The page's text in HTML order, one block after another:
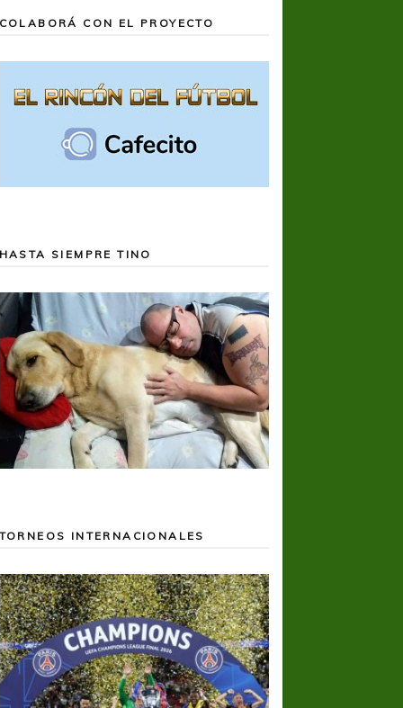
COLABORÁ CON EL PROYECTO
HASTA SIEMPRE TINO
TORNEOS INTERNACIONALES